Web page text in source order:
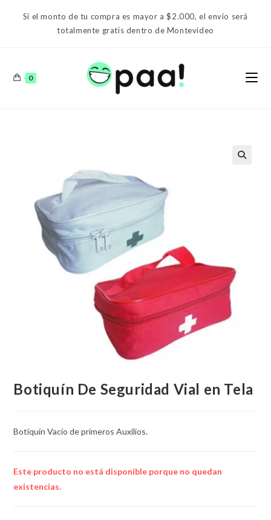
Si el monto de tu compra es mayor a $2.000, el envío será
totalmente gratis dentro de Montevideo
0
Botiquín De Seguridad Vial en Tela
Botiquín Vacío de primeros Auxilios.
Este producto no está disponible porque no quedan
existencias.